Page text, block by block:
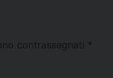
contrassegnati *